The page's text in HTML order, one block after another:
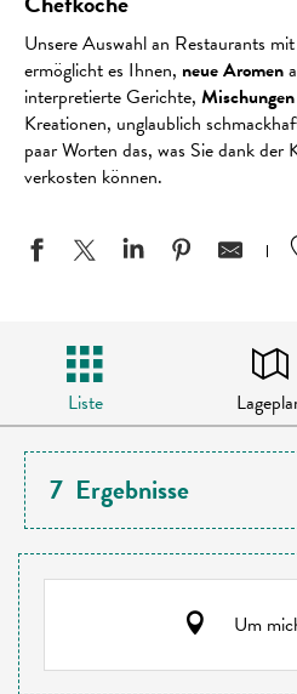
Unsere Auswahl an Restaurants
ermöglicht es Ihnen, neue Aromen
interpretierte Gerichte,
Kreationen, unglaublich
paar Worten das, was Sie dank der
verkosten können.
Liste
7 Ergebnisse
Um